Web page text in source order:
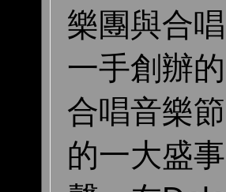
樂團與合
一手創辦
合唱音樂
的一大盛